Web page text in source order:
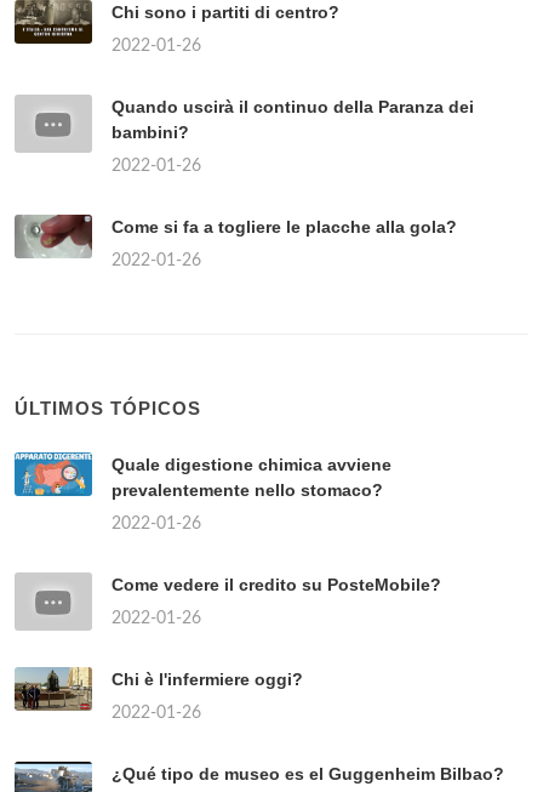
Chi sono i partiti di centro?
2022-01-26
Quando uscirà il continuo della Paranza dei
bambini?
2022-01-26
Come si fa a togliere le placche alla gola?
2022-01-26
ÚLTIMOS TÓPICOS
Quale digestione chimica avviene
prevalentemente nello stomaco?
2022-01-26
Come vedere il credito su PosteMobile?
2022-01-26
Chi è l'infermiere oggi?
2022-01-26
¿Qué tipo de museo es el Guggenheim Bilbao?